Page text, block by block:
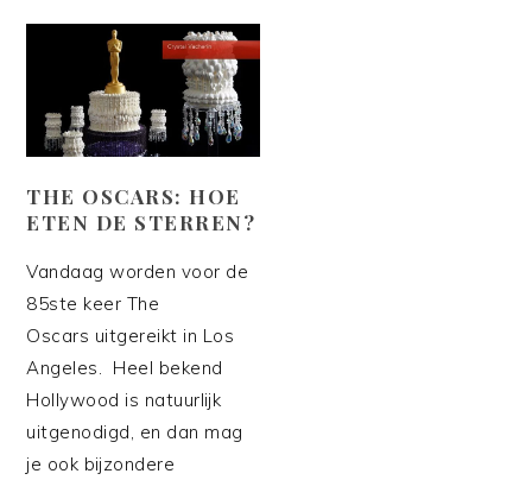
THE OSCARS: HOE
ETEN DE STERREN?
Vandaag worden voor de
85ste keer The
Oscars uitgereikt in Los
Angeles. Heel bekend
Hollywood is natuurlijk
uitgenodigd, en dan mag
je ook bijzondere